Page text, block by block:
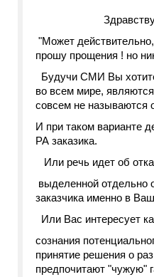
"Может
прошу прощения ! но
Будучи СМИ Вы
во всем мире,
совсем не называются
И при таком варианте
РА заказика.
Или речь идет об
выделенной отдельно
заказчика именно в
Или Вас интересует
сознания
принятие решения о
предпочитают "чужую"